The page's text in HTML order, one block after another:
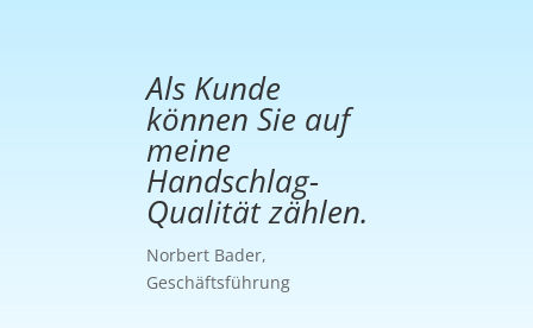
Als Kunde
können Sie auf
meine
Handschlag-
Qualität zählen.
Norbert Bader,
Geschäftsführung